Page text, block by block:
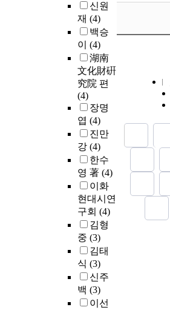
신원
재 (4)
백승
이 (4)
湖南
文化財硏
究院 편
(4)
장명
엽 (4)
진만
강 (4)
한수
영 著 (4)
이화
현대시연
구회 (4)
김형
중 (3)
김태
식 (3)
신주
백 (3)
이선